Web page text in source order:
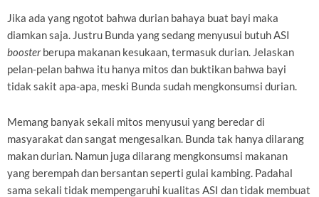
Jika ada yang ngotot bahwa durian bahaya buat bayi maka
diamkan saja. Justru Bunda yang sedang menyusui butuh ASI
boosterberupa makanan kesukaan, termasuk durian. Jelaskan
pelan-pelan bahwa itu hanya mitos dan buktikan bahwa bayi
tidak sakit apa-apa, meski Bunda sudah mengkonsumsi durian.
Memang banyak sekali mitos menyusui yang beredar di
masyarakat dan sangat mengesalkan. Bunda tak hanya dilarang
makan durian. Namun juga dilarang mengkonsumsi makanan
yang berempah dan bersantan seperti gulai kambing. Padahal
sama sekali tidak mempengaruhi kualitas ASI dan tidak membuat